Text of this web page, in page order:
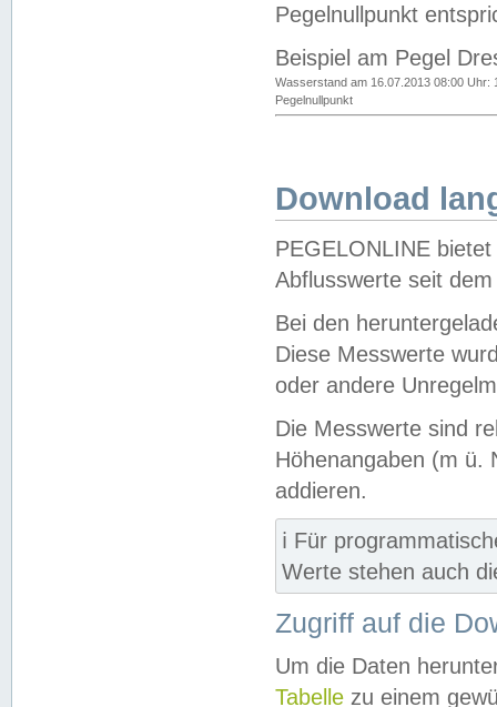
Pegelnullpunkt
Beispiel am Pegel
Wasserstand am 16.07.2013 08:00 Uhr:
Pegelnullpunkt
Download
PEGELONLINE
Abflusswerte seit
Bei den
Diese Messwerte
oder andere
Die Messwerte sind
Höhenangaben (m ü.
addieren.
ℹ️ Für
Werte stehen auch
Zugriff auf die
Um die Daten
Tabelle zu einem